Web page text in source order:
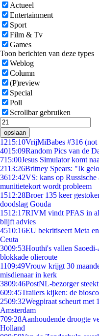
Actueel
Entertainment
Sport
Film & Tv
Games
Toon berichten van deze types
Weblog
Column
(P)review
Special
Poll
Scrollbar gebruiken
opslaan
1215:10VrijMiBabes #316
4015:09Random Pics van de
715:00Jesus Simulator komt
2113:26Britney Spears: "Ik
3612:42VS: kans op
munitietekort wordt probleem
1512:28Broer 135 keer
doodslag Gouda
1512:17RIVM vindt PFAS in al
blijft advies
4510:16EU bekritiseert Meta
Ceuta
3009:53Houthi's vallen
blokkade olieroute
1109:49Vrouw krijgt 30
misdienaar in kerk
3809:46PostNL-bezorger
609:45Trailers kijken: de
2509:32Wegpiraat scheurt met
Amsterdam
709:28Aanhoudende droogte
Holland